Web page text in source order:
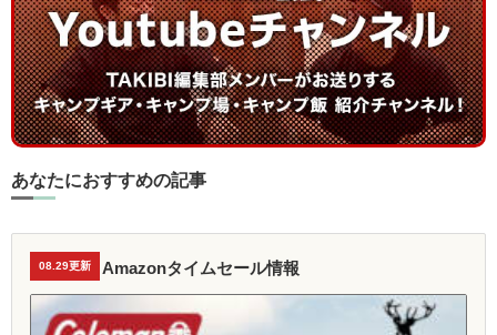
あなたにおすすめの記事
08.29更新 Amazonタイムセール情報